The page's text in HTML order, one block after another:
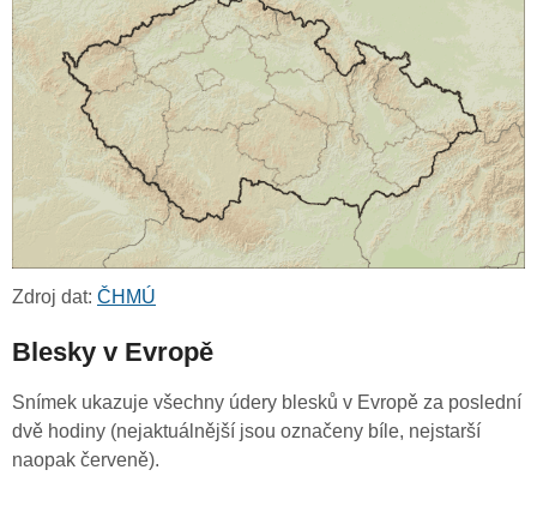
Zdroj dat: ČHMÚ
Blesky v Evropě
Snímek ukazuje všechny údery blesků v Evropě za poslední
dvě hodiny (nejaktuálnější jsou označeny bíle, nejstarší
naopak červeně).